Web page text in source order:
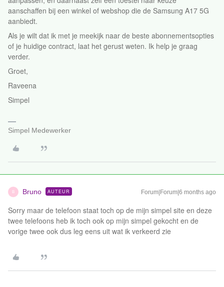
aanschaffen bij een winkel of webshop die de Samsung A17 5G
aanbiedt.
Als je wilt dat ik met je meekijk naar de beste abonnementsopties
of je huidige contract, laat het gerust weten. Ik help je graag
verder.
Groet,
Raveena
Simpel
Simpel Medewerker
B Bruno AUTEUR Forum|Forum|6 months ago
Sorry maar de telefoon staat toch op de mijn simpel site en deze
twee telefoons heb ik toch ook op mijn simpel gekocht en de
vorige twee ook dus leg eens uit wat ik verkeerd zie